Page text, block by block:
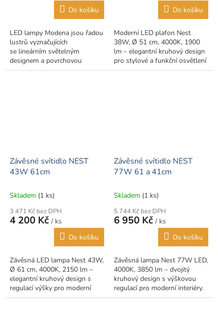
Do košíku
LED lampy Modena jsou řadou
lustrů vyznačujících
se lineárním světelným
designem a povrchovou
úpravou na nejvyšší úrovni.
Do košíku
Moderní LED plafon Nest
38W, Ø 51 cm, 4000K, 1900
lm – elegantní kruhový design
pro stylové a funkční osvětlení
interiéru.
Závěsné svítidlo NEST
43W 61cm
Skladem (1 ks)
3 471 Kč bez DPH
4 200 Kč / ks
Do košíku
Závěsná LED lampa Nest 43W,
Ø 61 cm, 4000K, 2150 lm –
elegantní kruhový design s
regulací výšky pro moderní
interiéry.
Závěsné svítidlo NEST
77W 61 a 41cm
Skladem (1 ks)
5 744 Kč bez DPH
6 950 Kč / ks
Do košíku
Závěsná lampa Nest 77W LED,
4000K, 3850 lm – dvojitý
kruhový design s výškovou
regulací pro moderní interiéry.